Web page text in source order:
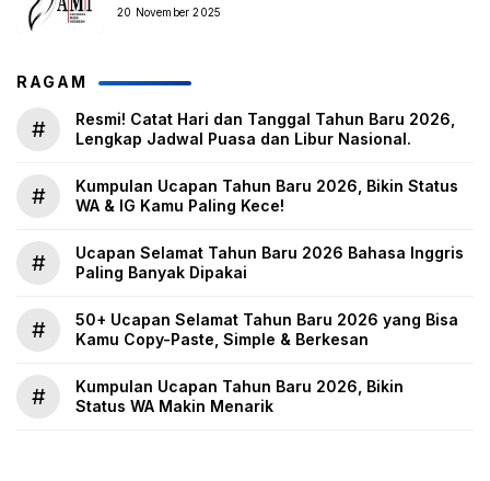
20 November 2025
RAGAM
#
Resmi! Catat Hari dan Tanggal Tahun Baru 2026,
Lengkap Jadwal Puasa dan Libur Nasional.
#
Kumpulan Ucapan Tahun Baru 2026, Bikin Status
WA & IG Kamu Paling Kece!
#
Ucapan Selamat Tahun Baru 2026 Bahasa Inggris
Paling Banyak Dipakai
#
50+ Ucapan Selamat Tahun Baru 2026 yang Bisa
Kamu Copy-Paste, Simple & Berkesan
#
Kumpulan Ucapan Tahun Baru 2026, Bikin
Status WA Makin Menarik